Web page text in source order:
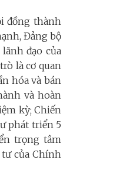
đồng thành
Đảng bộ
đạo của
là cơ quan
hóa và bán
và hoàn
kỳ; Chiến
phát triển 5
trọng tâm
của Chính